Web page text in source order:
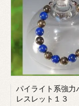
パイライト系強力
レスレット１３